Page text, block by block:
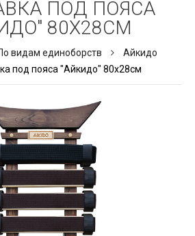
ПОД ПОЯСА
80Х28СМ
видам единоборств
Айкидо
под пояса "Айкидо" 80х28см